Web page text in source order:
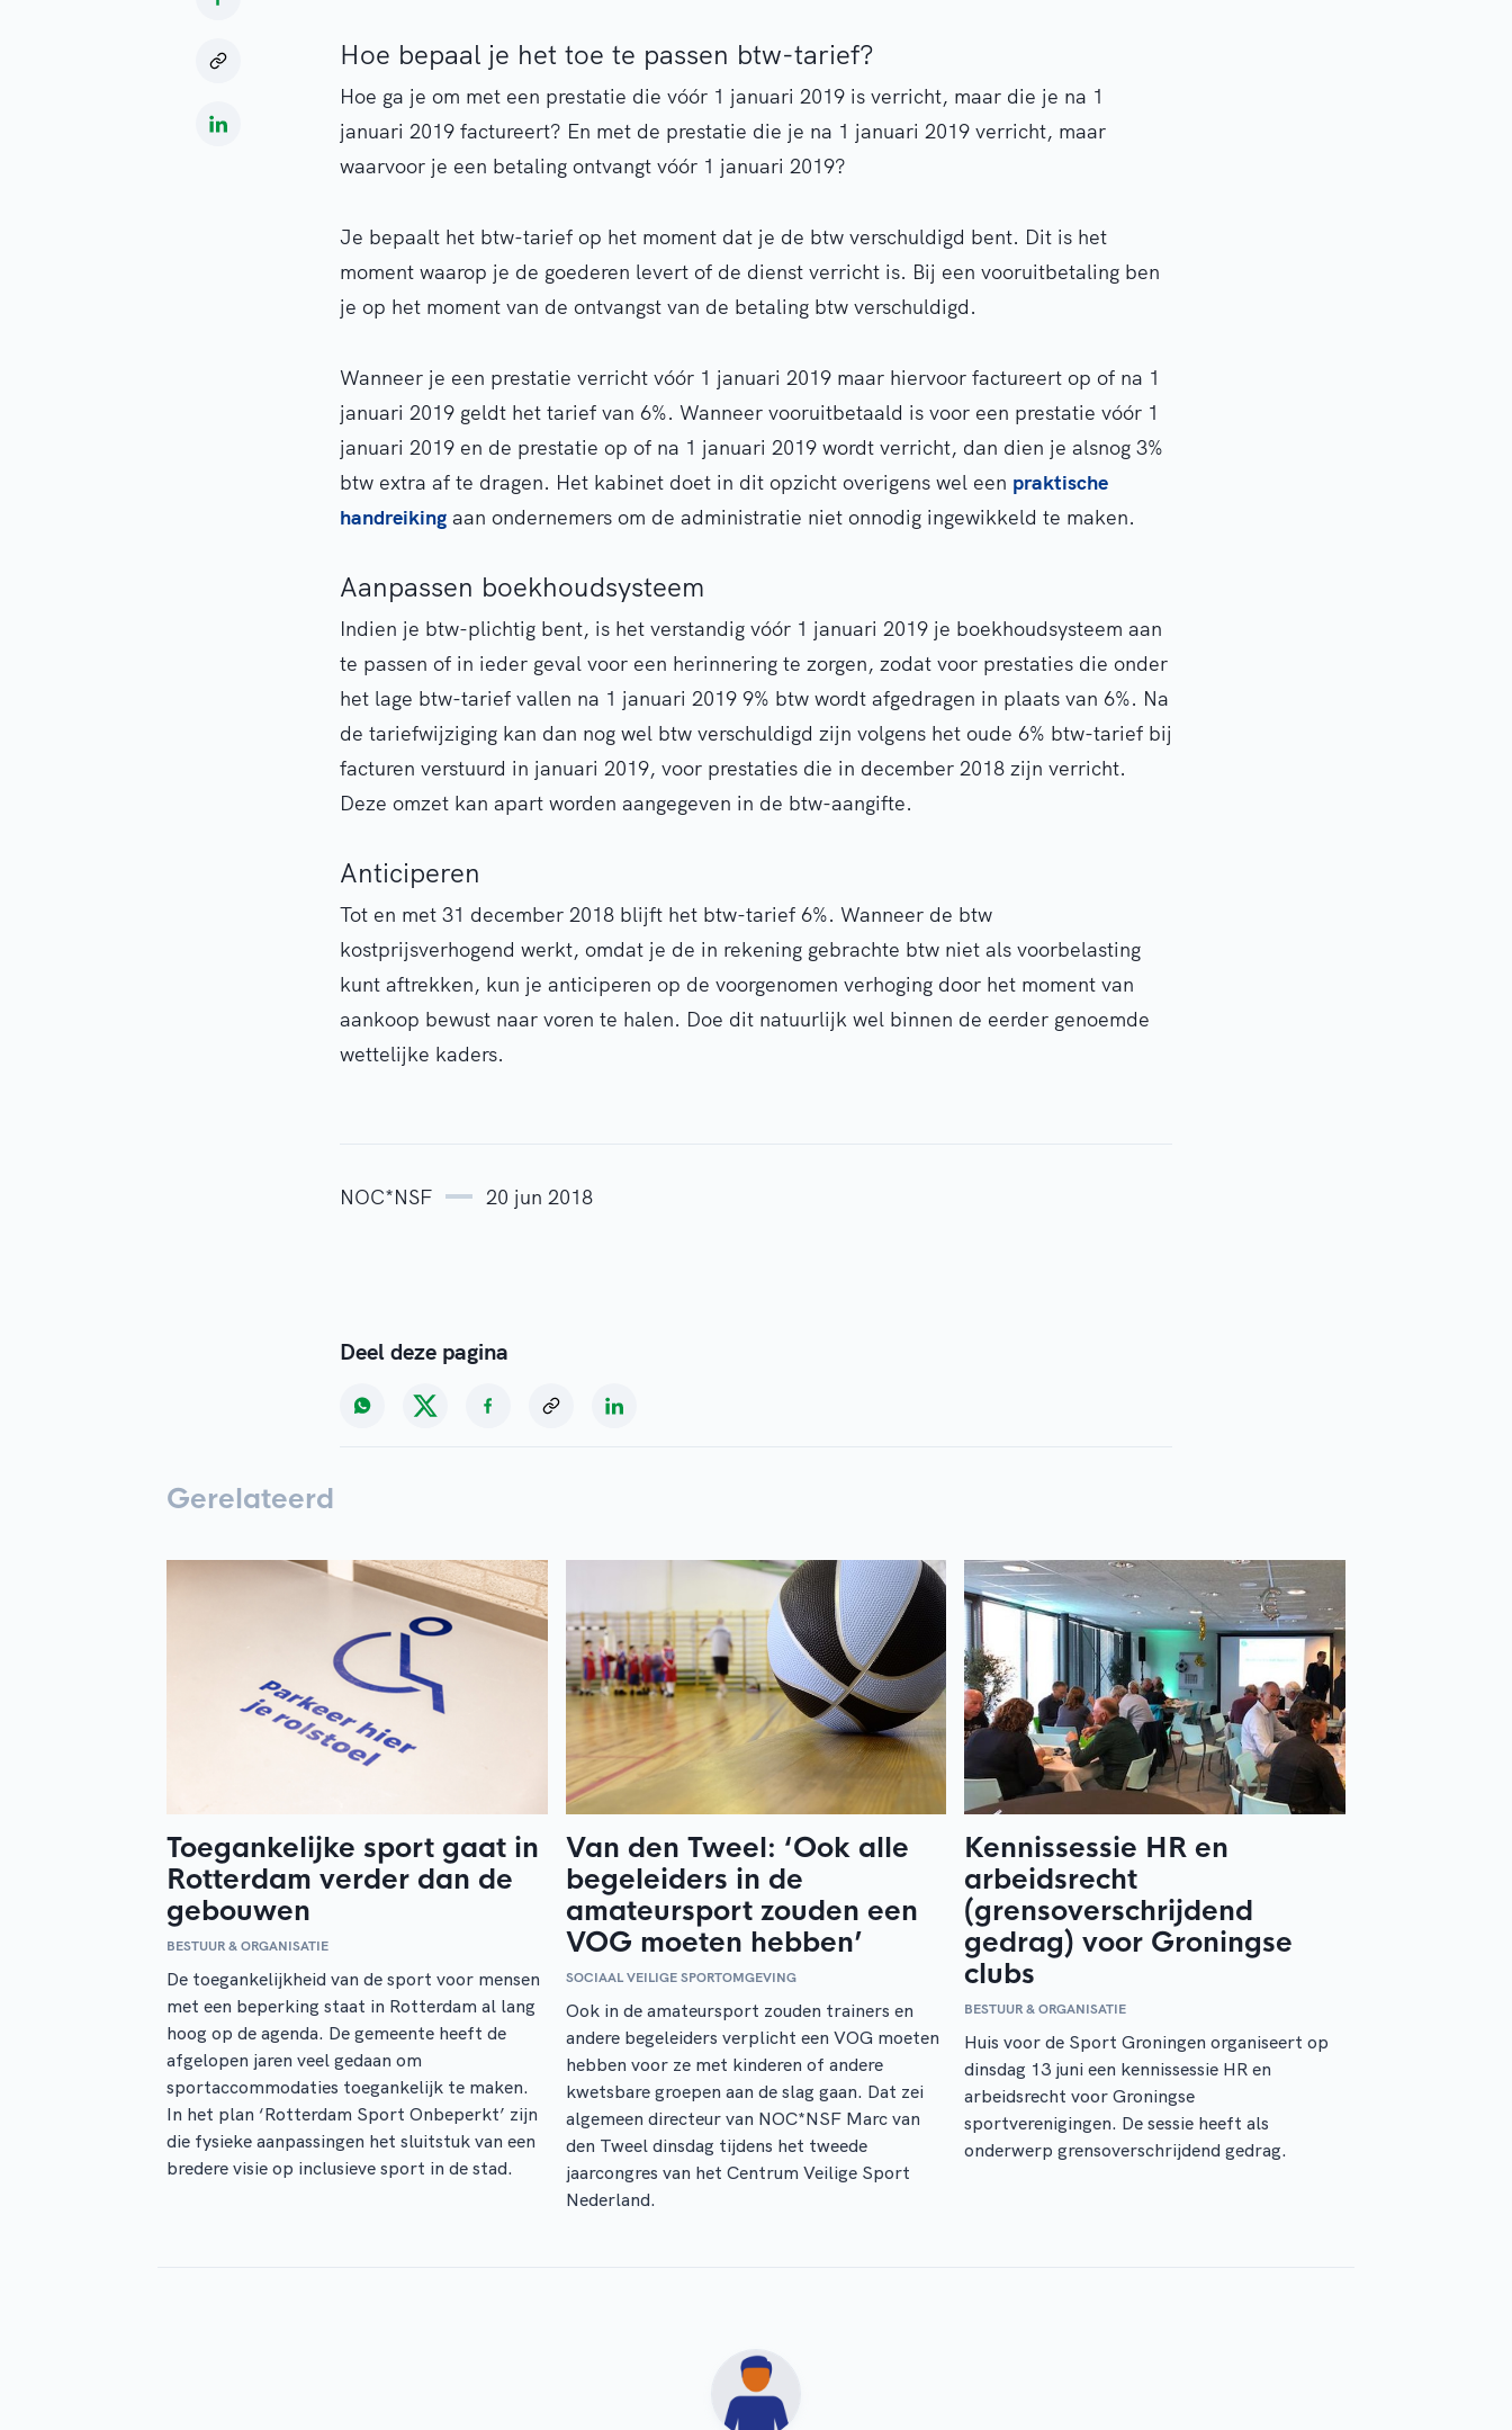
Hoe bepaal je het toe te passen btw-tarief?
Hoe ga je om met een prestatie die vóór 1 januari 2019 is verricht, maar die je na 1
januari 2019 factureert? En met de prestatie die je na 1 januari 2019 verricht, maar
waarvoor je een betaling ontvangt vóór 1 januari 2019?
Je bepaalt het btw-tarief op het moment dat je de btw verschuldigd bent. Dit is het
moment waarop je de goederen levert of de dienst verricht is. Bij een vooruitbetaling ben
je op het moment van de ontvangst van de betaling btw verschuldigd.
Wanneer je een prestatie verricht vóór 1 januari 2019 maar hiervoor factureert op of na 1
januari 2019 geldt het tarief van 6%. Wanneer vooruitbetaald is voor een prestatie vóór 1
januari 2019 en de prestatie op of na 1 januari 2019 wordt verricht, dan dien je alsnog 3%
btw extra af te dragen. Het kabinet doet in dit opzicht overigens wel een praktische
handreiking aan ondernemers om de administratie niet onnodig ingewikkeld te maken.
Aanpassen boekhoudsysteem
Indien je btw-plichtig bent, is het verstandig vóór 1 januari 2019 je boekhoudsysteem aan
te passen of in ieder geval voor een herinnering te zorgen, zodat voor prestaties die onder
het lage btw-tarief vallen na 1 januari 2019 9% btw wordt afgedragen in plaats van 6%. Na
de tariefwijziging kan dan nog wel btw verschuldigd zijn volgens het oude 6% btw-tarief bij
facturen verstuurd in januari 2019, voor prestaties die in december 2018 zijn verricht.
Deze omzet kan apart worden aangegeven in de btw-aangifte.
Anticiperen
Tot en met 31 december 2018 blijft het btw-tarief 6%. Wanneer de btw
kostprijsverhogend werkt, omdat je de in rekening gebrachte btw niet als voorbelasting
kunt aftrekken, kun je anticiperen op de voorgenomen verhoging door het moment van
aankoop bewust naar voren te halen. Doe dit natuurlijk wel binnen de eerder genoemde
wettelijke kaders.
NOC*NSF 20 jun 2018
Deel deze pagina
Gerelateerd
Toegankelijke sport gaat in
Rotterdam verder dan de
gebouwen
BESTUUR & ORGANISATIE
De toegankelijkheid van de sport voor mensen
met een beperking staat in Rotterdam al lang
hoog op de agenda. De gemeente heeft de
afgelopen jaren veel gedaan om
sportaccommodaties toegankelijk te maken.
In het plan ‘Rotterdam Sport Onbeperkt’ zijn
die fysieke aanpassingen het sluitstuk van een
bredere visie op inclusieve sport in de stad.
Van den Tweel: ‘Ook alle
begeleiders in de
amateursport zouden een
VOG moeten hebben’
SOCIAAL VEILIGE SPORTOMGEVING
Ook in de amateursport zouden trainers en
andere begeleiders verplicht een VOG moeten
hebben voor ze met kinderen of andere
kwetsbare groepen aan de slag gaan. Dat zei
algemeen directeur van NOC*NSF Marc van
den Tweel dinsdag tijdens het tweede
jaarcongres van het Centrum Veilige Sport
Nederland.
Kennissessie HR en
arbeidsrecht
(grensoverschrijdend
gedrag) voor Groningse
clubs
BESTUUR & ORGANISATIE
Huis voor de Sport Groningen organiseert op
dinsdag 13 juni een kennissessie HR en
arbeidsrecht voor Groningse
sportverenigingen. De sessie heeft als
onderwerp grensoverschrijdend gedrag.